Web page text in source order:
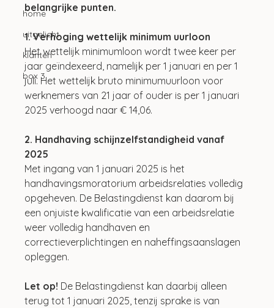
home
uitgelicht
klanten
box 3
belangrijke punten.
1. Verhoging wettelijk minimum uurloon
Het wettelijk minimumloon wordt twee keer per
jaar geïndexeerd, namelijk per 1 januari en per 1
juli. Het wettelijk bruto minimumuurloon voor
werknemers van 21 jaar of ouder is per 1 januari
2025 verhoogd naar € 14,06.
2. Handhaving schijnzelfstandigheid vanaf
2025
Met ingang van 1 januari 2025 is het
handhavingsmoratorium arbeidsrelaties volledig
opgeheven. De Belastingdienst kan daarom bij
een onjuiste kwalificatie van een arbeidsrelatie
weer volledig handhaven en
correctieverplichtingen en naheffingsaanslagen
opleggen.
Let op! De Belastingdienst kan daarbij alleen
terug tot 1 januari 2025, tenzij sprake is van